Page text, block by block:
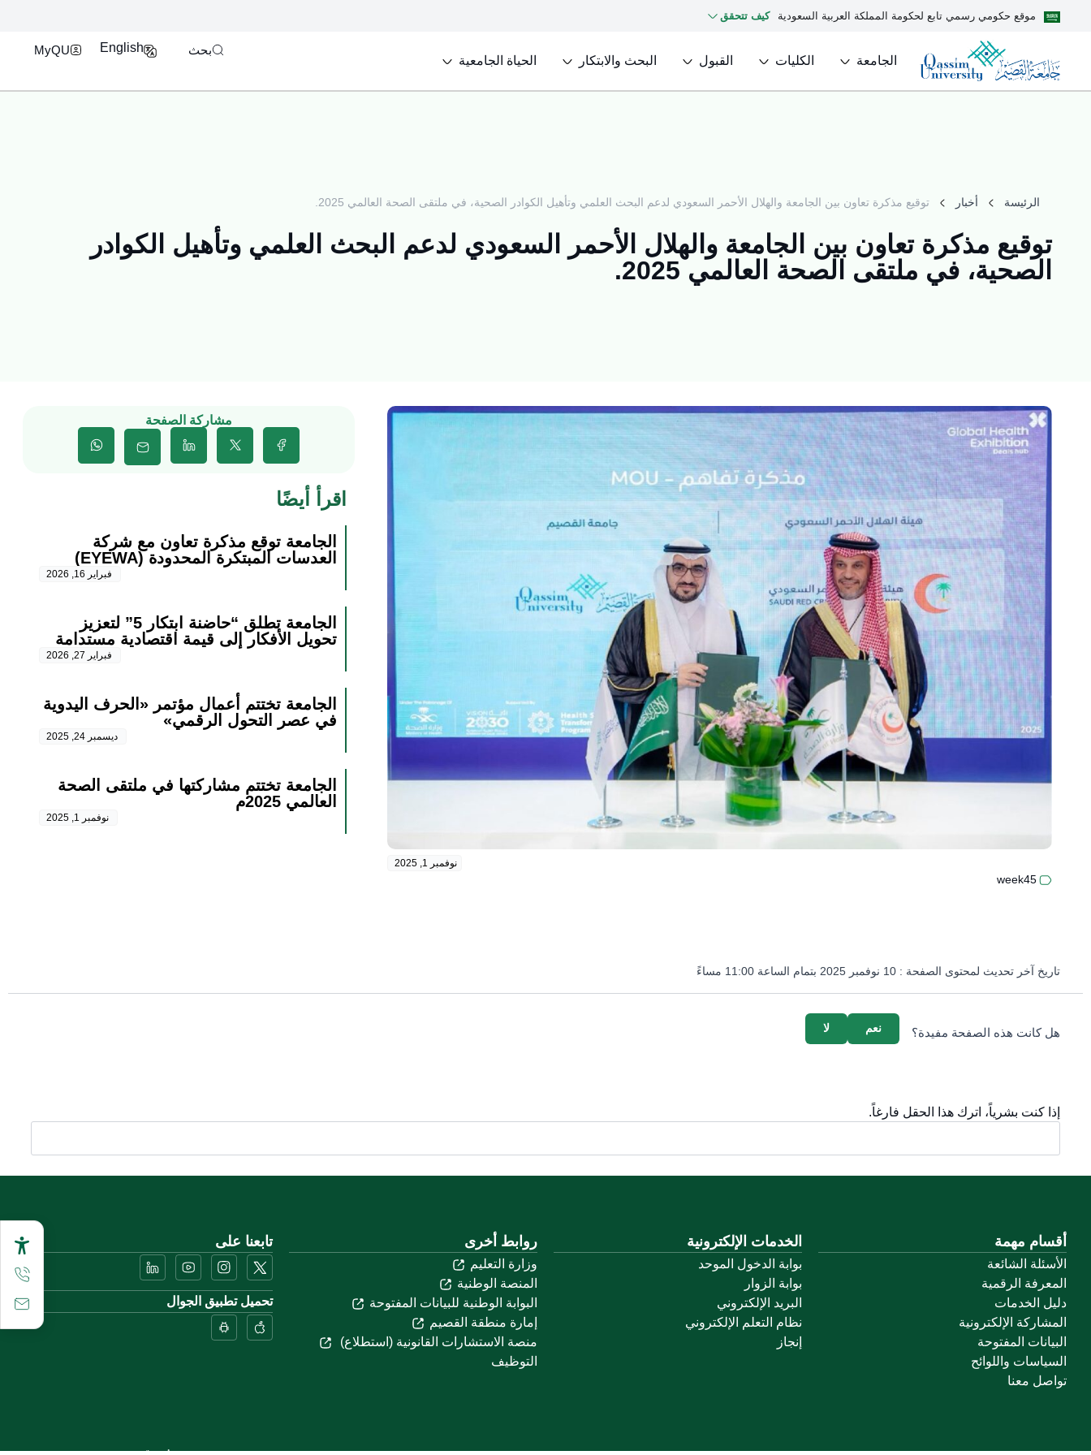
موقع حكومي رسمي تابع لحكومة المملكة العربية السعودية كيف تتحقق
الجامعة الكليات القبول البحث والابتكار الحياة الجامعية
بحث English
MyQU
الرئيسة أخبار توقيع مذكرة تعاون بين الجامعة والهلال الأحمر السعودي لدعم البحث العلمي وتأهيل الكوادر الصحية، في ملتقى الصحة العالمي 2025.
توقيع مذكرة تعاون بين الجامعة والهلال الأحمر السعودي لدعم البحث العلمي وتأهيل الكوادر
الصحية، في ملتقى الصحة العالمي 2025.
نوفمبر 1, 2025
week45
مشاركة الصفحة
اقرأ أيضًا
الجامعة توقع مذكرة تعاون مع شركة
العدسات المبتكرة المحدودة (EYEWA)
فبراير 16, 2026
الجامعة تطلق “حاضنة ابتكار 5” لتعزيز
تحويل الأفكار إلى قيمة اقتصادية مستدامة
فبراير 27, 2026
الجامعة تختتم أعمال مؤتمر «الحرف اليدوية
في عصر التحول الرقمي»
ديسمبر 24, 2025
الجامعة تختتم مشاركتها في ملتقى الصحة
العالمي 2025م
نوفمبر 1, 2025
تاريخ آخر تحديث لمحتوى الصفحة : 10 نوفمبر 2025 بتمام الساعة 11:00 مساءً
هل كانت هذه الصفحة مفيدة؟ لا نعم
إذا كنت بشرياً، اترك هذا الحقل فارغاً.
أقسام مهمة
الأسئلة الشائعة
المعرفة الرقمية
دليل الخدمات
المشاركة الإلكترونية
البيانات المفتوحة
السياسات واللوائح
تواصل معنا
الخدمات الإلكترونية
بوابة الدخول الموحد
بوابة الزوار
البريد الإلكتروني
نظام التعلم الإلكتروني
إنجاز
روابط أخرى
وزارة التعليم
المنصة الوطنية
البوابة الوطنية للبيانات المفتوحة
إمارة منطقة القصيم
منصة الاستشارات القانونية (استطلاع)
التوظيف
تابعنا على
تحميل تطبيق الجوال